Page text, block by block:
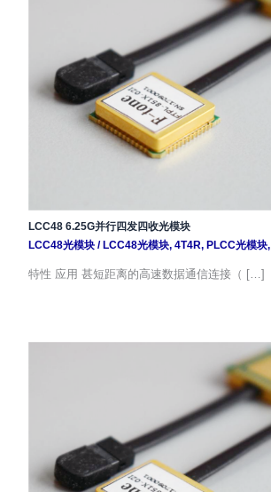
LCC48 6.25G并行四发四收光模块
LCC48光模块/ LCC48光模块, 4T4R, PLCC光模块,
特性 应用 甚短距离的高速数据通信连接（ […]